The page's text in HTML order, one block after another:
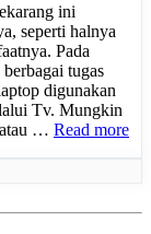
ini
seperti halnya
Pada
tugas
digunakan
Tv. Mungkin
atau … Read more